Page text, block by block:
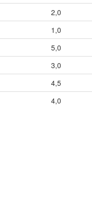
2,0
1,0
5,0
3,0
4,5
4,0